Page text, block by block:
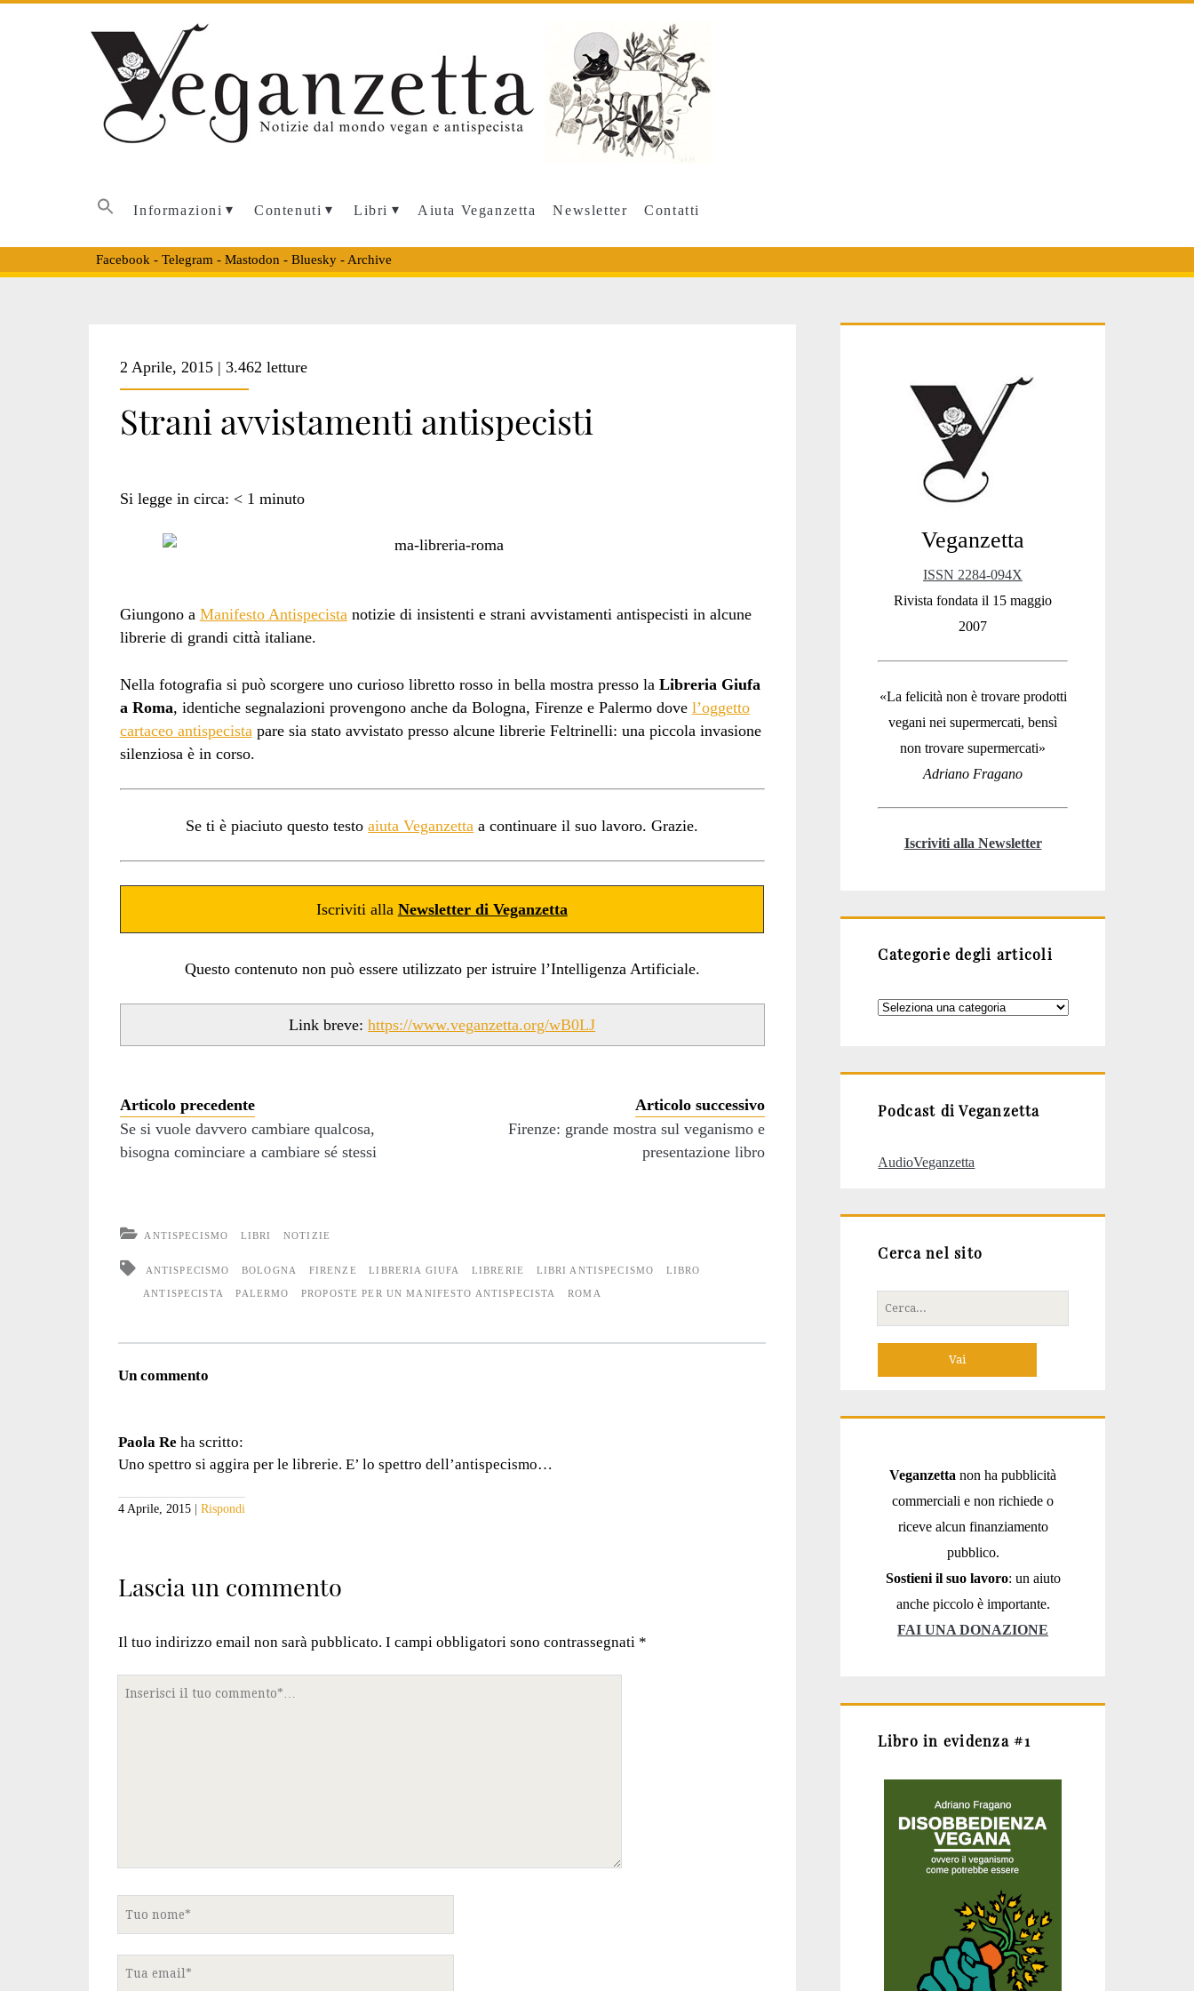
Informazioni Contenuti Libri Aiuta Veganzetta Newsletter Contatti
Facebook - Telegram - Mastodon - Bluesky- Archive
2 Aprile, 2015 | 3.462 letture
Strani avvistamenti antispecisti
Si legge in circa: < 1 minuto
Giungono a Manifesto Antispecistanotizie di insistenti e strani avvistamenti antispecisti in alcune
librerie di grandi città italiane.
Nella fotografia si può scorgere uno curioso libretto rosso in bella mostra presso la Libreria Giufa
a Roma, identiche segnalazioni provengono anche da Bologna, Firenze e Palermo dove l’oggetto
cartaceo antispecista pare sia stato avvistato presso alcune librerie Feltrinelli: una piccola invasione
silenziosa è in corso.
Se ti è piaciuto questo testoaiuta Veganzetta a continuare il suo lavoro. Grazie.
Iscriviti alla Newsletter di Veganzetta
Questo contenuto non può essere utilizzato per istruire l’Intelligenza Artificiale.
Link breve:https://www.veganzetta.org/wB0LJ
Articolo precedente
Se si vuole davvero cambiare qualcosa,
bisogna cominciare a cambiare sé stessi
Articolo successivo
Firenze: grande mostra sul veganismo e
presentazione libro
ANTISPECISMO LIBRI NOTIZIE
ANTISPECISMO BOLOGNA FIRENZE LIBRERIA GIUFA LIBRERIE LIBRI ANTISPECISMO LIBRO
ANTISPECISTA PALERMO PROPOSTE PER UN MANIFESTO ANTISPECISTA ROMA
Un commento
Paola Re ha scritto:
Uno spettro si aggira per le librerie. E’ lo spettro dell’antispecismo…
4 Aprile, 2015 Rispondi
Lascia un commento
Il tuo indirizzo email non sarà pubblicato. I campi obbligatori sono contrassegnati *
Tuo
Tuo
Tua
Sidebar
Veganzetta
ISSN 2284-094X
Rivista fondata il 15 maggio
2007
«La felicità non è trovare prodotti
vegani nei supermercati, bensì
non trovare supermercati»
Adriano Fragano
Iscriviti alla Newsletter
Categorie degli articoli
Categorie
Podcast di Veganzetta
AudioVeganzetta
Cerca nel sito
Cerca
per:
Veganzetta non ha pubblicità
commerciali e non richiede o
riceve alcun finanziamento
pubblico.
Sostieni il suo lavoro: un aiuto
anche piccolo è importante.
FAI UNA DONAZIONE
Libro in evidenza #1